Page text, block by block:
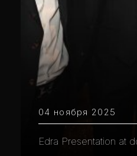
04 ноября 2025
Edra Presentation at